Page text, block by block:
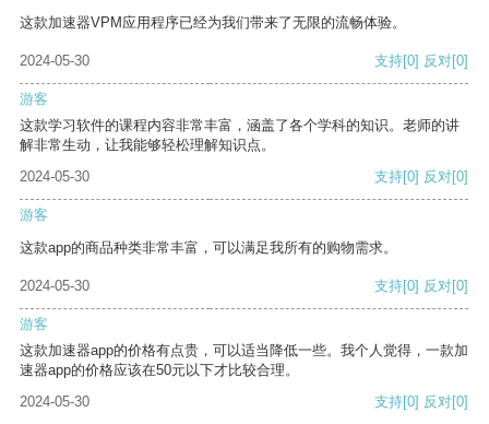
这款加速器VPM应用程序已经为我们带来了无限的流畅体验。
2024-05-30 支持[0] 反对[0]
游客
这款学习软件的课程内容非常丰富，涵盖了各个学科的知识。老师的讲
解非常生动，让我能够轻松理解知识点。
2024-05-30
支持[0] 反对[0]
游客
这款app的商品种类非常丰富，可以满足我所有的购物需求。
2024-05-30 支持[0] 反对[0]
游客
这款加速器app的价格有点贵，可以适当降低一些。我个人觉得，一款加
速器app的价格应该在50元以下才比较合理。
2024-05-30
支持[0] 反对[0]